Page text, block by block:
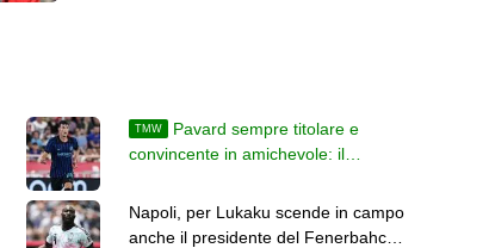
TMW
Pavard sempre titolare e
convincente in amichevole: il
Napoli, per Lukaku scende in campo
anche il presidente del Fenerbahce: